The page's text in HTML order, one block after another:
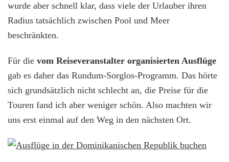
wurde aber schnell klar, dass viele der Urlauber ihren
Radius tatsächlich zwischen Pool und Meer
beschränkten.
Für die vom Reiseveranstalter organisierten Ausflüge
gab es daher das Rundum-Sorglos-Programm. Das hörte
sich grundsätzlich nicht schlecht an, die Preise für die
Touren fand ich aber weniger schön. Also machten wir
uns erst einmal auf den Weg in den nächsten Ort.